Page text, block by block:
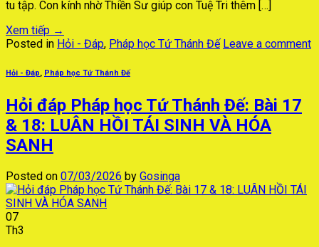
tu tập. Con kính nhờ Thiền Sư giúp con Tuệ Tri thêm […]
Xem tiếp →
Posted in Hỏi - Đáp, Pháp học Tứ Thánh Đế Leave a comment
Hỏi - Đáp, Pháp học Tứ Thánh Đế
Hỏi đáp Pháp học Tứ Thánh Đế: Bài 17
& 18: LUÂN HỒI TÁI SINH VÀ HÓA
SANH
Posted on 07/03/2026 by Gosinga
07
Th3